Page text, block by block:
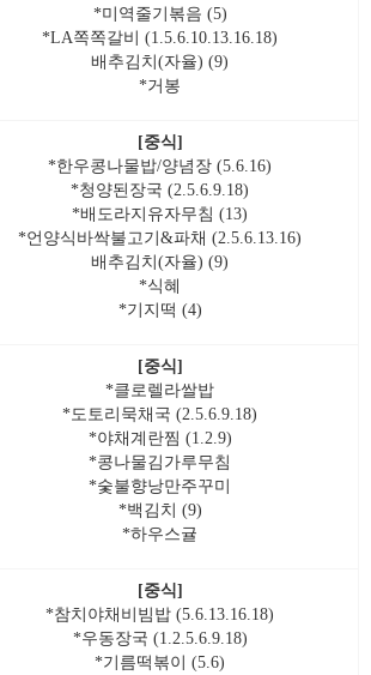
*미역줄기볶음 (5)
*LA쪽쪽갈비 (1.5.6.10.13.16.18)
배추김치(자율) (9)
*거봉
[중식]
*한우콩나물밥/양념장 (5.6.16)
*청양된장국 (2.5.6.9.18)
*배도라지유자무침 (13)
*언양식바싹불고기&파채 (2.5.6.13.16)
배추김치(자율) (9)
*식혜
*기지떡 (4)
[중식]
*클로렐라쌀밥
*도토리묵채국 (2.5.6.9.18)
*야채계란찜 (1.2.9)
*콩나물김가루무침
*숯불향낭만주꾸미
*백김치 (9)
*하우스귤
[중식]
*참치야채비빔밥 (5.6.13.16.18)
*우동장국 (1.2.5.6.9.18)
*기름떡볶이 (5.6)